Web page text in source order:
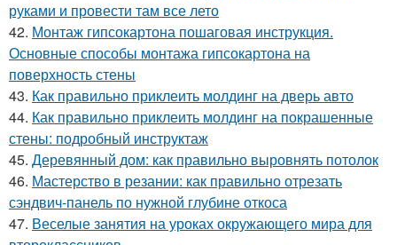
руками и провести там все лето
42. Монтаж гипсокартона пошаговая инструкция.
Основные способы монтажа гипсокартона на
поверхность стены
43. Как правильно приклеить молдинг на дверь авто
44. Как правильно приклеить молдинг на покрашенные
стены: подробный инструктаж
45. Деревянный дом: как правильно выровнять потолок
46. Мастерство в резании: как правильно отрезать
сэндвич-панель по нужной глубине откоса
47. Веселые занятия на уроках окружающего мира для